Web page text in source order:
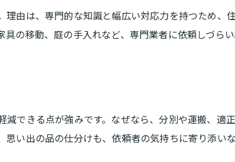
にも最適
ビス内容
しサポート事例
の相談方法
とも解決
依頼もカバー
由は、専門的な知識と幅広い対応力を持つため、
の移動、庭の手入れなど、専門業者に依頼しづら
できる点が強みです。なぜなら、分別や運搬、適
い出の品の仕分けも、依頼者の気持ちに寄り添い